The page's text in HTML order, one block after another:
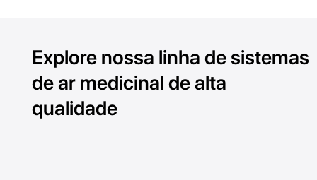
Explore nossa linha de sistemas
de ar medicinal de alta
qualidade